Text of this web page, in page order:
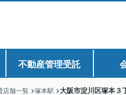
不動産管理受託
店舗一覧 塚本駅 大阪市淀川区塚本３